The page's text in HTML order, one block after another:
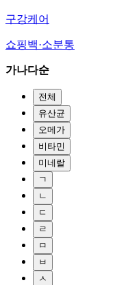
구강케어
쇼핑백·소분통
가나다순
전체
유산균
오메가
비타민
미네랄
ㄱ
ㄴ
ㄷ
ㄹ
ㅁ
ㅂ
ㅅ